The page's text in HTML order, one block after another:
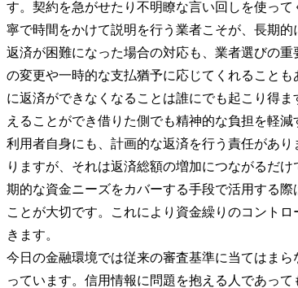
す。契約を急がせたり不明瞭な言い回しを使っ
寧で時間をかけて説明を行う業者こそが、長期
返済が困難になった場合の対応も、業者選びの
の変更や一時的な支払猶予に応じてくれること
に返済ができなくなることは誰にでも起こり得
えることができ借りた側でも精神的な負担を軽減
利用者自身にも、計画的な返済を行う責任があ
りますが、それは返済総額の増加につながるだ
期的な資金ニーズをカバーする手段で活用する
ことが大切です。これにより資金繰りのコント
きます。
今日の金融環境では従来の審査基準に当てはま
っています。信用情報に問題を抱える人であっ